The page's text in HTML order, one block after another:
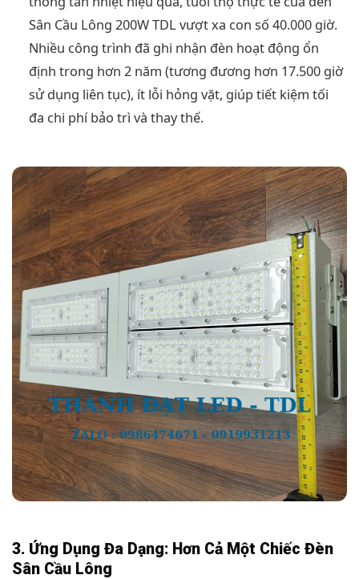
Sân Cầu Lông 200W TDL vượt xa con số 40.000 giờ.
Nhiều công trình đã ghi nhận đèn hoạt động ổn
định trong hơn 2 năm (tương đương hơn 17.500 giờ
sử dụng liên tục), ít lỗi hỏng vặt, giúp tiết kiệm tối
đa chi phí bảo trì và thay thế.
3. Ứng Dụng Đa Dạng: Hơn Cả Một Chiếc Đèn
Sân Cầu Lông